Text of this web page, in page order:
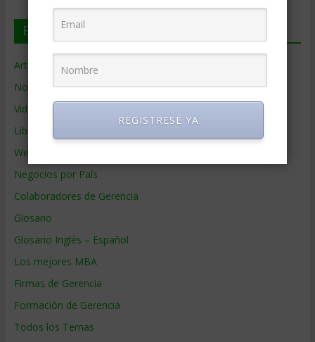
En deGerencia.com
Artículos de Gerencia
Noticias de Gerencia
Videos de Gerencia
Libros de Gerencia
Webs de Gerencia
Negocios por País
Colaboradores de Gerencia
Glosario
Glosario Inglés – Español
Los mejores MBA
Firmas de Gerencia
Formación de Gerencia
Todos los Temas
REGISTRESE YA